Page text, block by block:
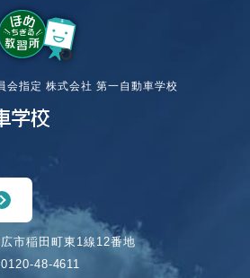
会指定 株式会社 第一自動車学校
市稲田町東1線12番地
0120-48-4611